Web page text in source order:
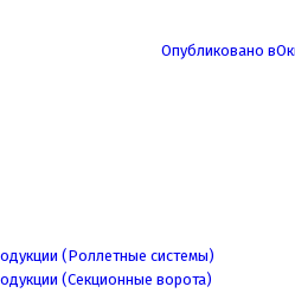
Опубликовано в
(Роллетные системы)
(Секционные ворота)